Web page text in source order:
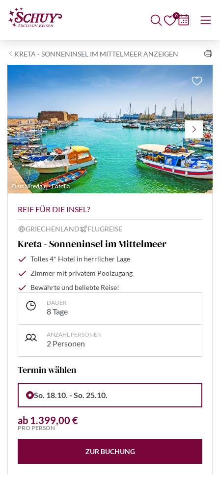
0
KRETA - SONNENINSEL IM MITTELMEER ANZEIGEN
© smallredgirl - Fotolia
REIF FÜR DIE INSEL?
GRIECHENLAND FLUGREISE
Kreta - Sonneninsel im Mittelmeer
Tolles 4* Hotel in herrlicher Lage
Zimmer mit privatem Poolzugang
Bewährte und beliebte Reise!
DAUER
8 Tage
ANZAHL PERSONEN
2 Personen
Termin wählen
So. 18.10. - So. 25.10.
ab 1.399,00 €
PRO PERSON
ZUR BUCHUNG